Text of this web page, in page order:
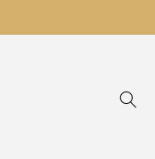
съдържанието